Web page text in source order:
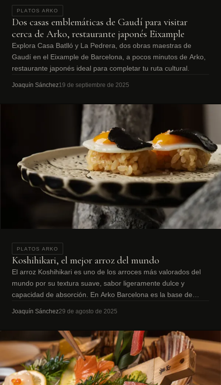
PLATOS ARKO
Dos casas emblemáticas de Gaudí para visitar
cerca de Arko, restaurante japonés Eixample
Explora Casa Batlló y La Pedrera, dos obras maestras de
Gaudí en el Eixample de Barcelona, a pocos minutos de Arko,
restaurante japonés ideal para completar tu ruta cultural.
Joaquín Sánchez19 de septiembre de 2025
PLATOS ARKO
Koshihikari, el mejor arroz del mundo
El arroz Koshihikari es uno de los arroces más valorados del
mundo por su textura suave, sabor ligeramente dulce y
capacidad de absorción. En Arko Barcelona es la base de
Joaquín Sánchez29 de agosto de 2025